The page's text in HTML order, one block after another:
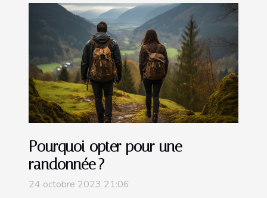
Pourquoi opter pour une
randonnée ?
24 octobre 2023 21:06